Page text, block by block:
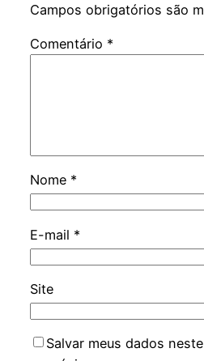
Campos obrigatórios são
Comentário *
Nome *
E-mail *
Site
Salvar meus dados